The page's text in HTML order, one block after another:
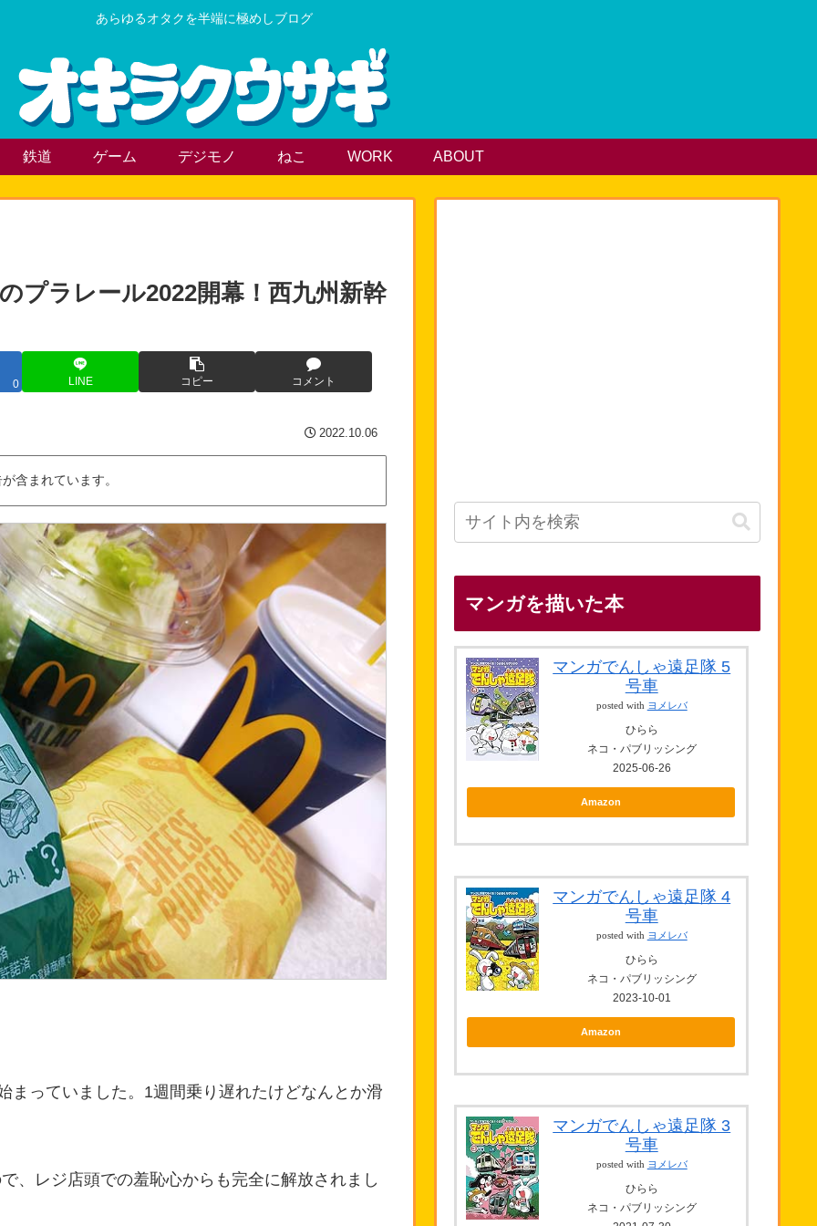
あらゆるオタクを半端に極めしブログ
鉄道 ゲーム デジモノ ねこ WORK ABOUT
プラレール2022開幕！西九州新幹
0 LINE コピー コメント
2022.10.06
含まれています。
っていました。1週間乗り遅れたけどなんとか滑
、レジ店頭での羞恥心からも完全に解放されまし
マンガを描いた本
マンガでんしゃ遠足隊 5
号車
posted with ヨメレバ
ひらら
ネコ・パブリッシング
2025-06-26
Amazon
マンガでんしゃ遠足隊 4
号車
posted with ヨメレバ
ひらら
ネコ・パブリッシング
2023-10-01
Amazon
マンガでんしゃ遠足隊 3
号車
posted with ヨメレバ
ひらら
ネコ・パブリッシング